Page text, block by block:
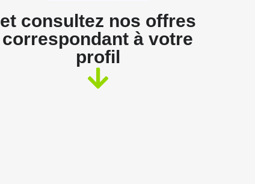
et consultez nos offres
correspondant à votre
profil